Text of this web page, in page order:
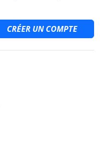
CRÉER UN COMPTE